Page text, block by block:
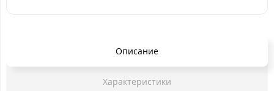
Описание
Характеристики